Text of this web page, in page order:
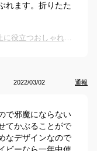
れます。折りたた
【40代女性】春のお出かけに！紫外線防止に役立つおしゃれなハットのおすすめは？
2022/03/02 通報
で邪魔にならない
てかぶることがで
なデザインなので